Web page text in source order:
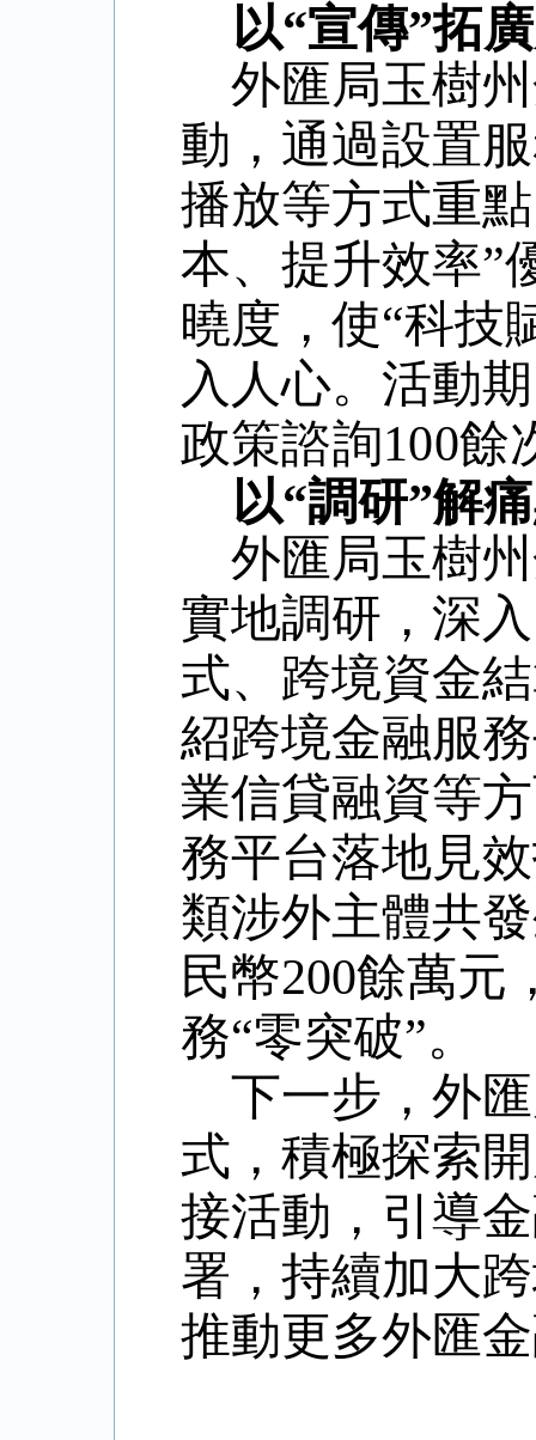
以“宣傳”拓
外匯局玉樹
動，通過設置
播放等方式重
本、提升效率”
曉度，使“科技
入人心。 活動
政策諮詢100餘
以“調研”解
外匯局玉樹
實地調研，深
式、跨境資金
紹跨境金融服
業信貸融資等
務平台落地見
類涉外主體共
民幣200餘萬
務“零突破”。
下一步，外
式，積極探索
接活動，引導
署，持續加大
推動更多外匯